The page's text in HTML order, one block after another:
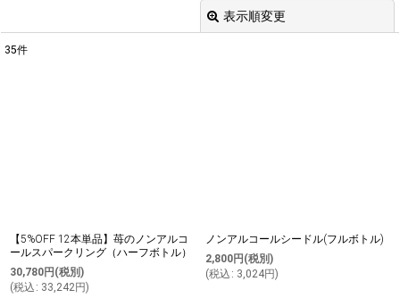
表示順変更
35件
【5%OFF 12本単品】苺のノンアルコ
ールスパークリング（ハーフボトル）
30,780円 (税別)
(税込 : 33,242円)
ノンアルコールシードル(フルボトル)
2,800円 (税別)
(税込 : 3,024円)